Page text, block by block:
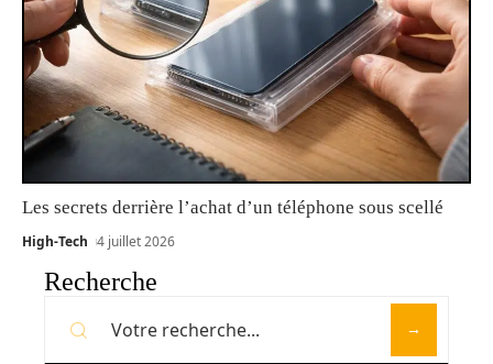
Les secrets derrière l’achat d’un téléphone sous scellé
High-Tech 4 juillet 2026
Recherche